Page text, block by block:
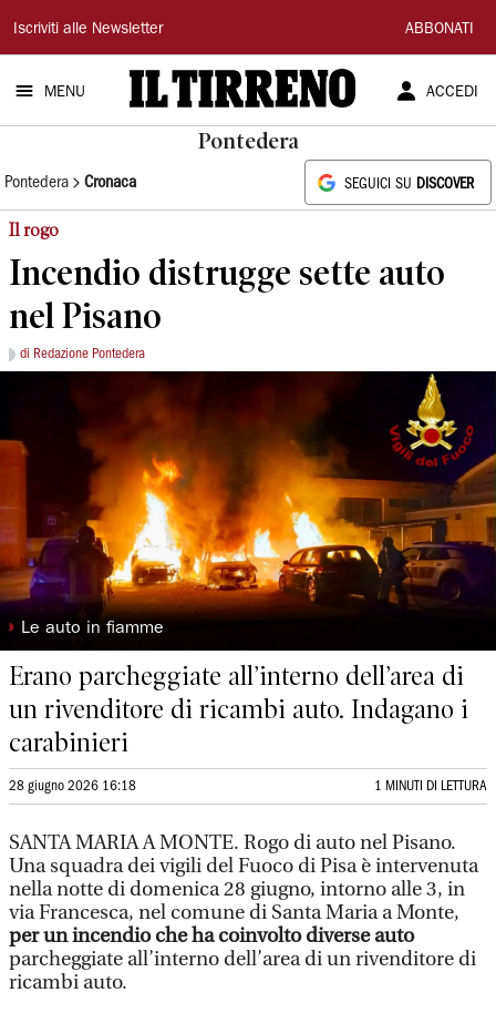
Il
Tirreno
Iscriviti alle Newsletter ABBONATI
MENU ACCEDI
Pontedera
Pontedera Cronaca SEGUICI SU DISCOVER
Il rogo
Incendio distrugge sette auto
nel Pisano
di Redazione Pontedera
◗ Le auto in fiamme
Erano parcheggiate all’interno dell’area di
un rivenditore di ricambi auto. Indagano i
carabinieri
28 giugno 2026 16:18 1 MINUTI DI LETTURA
SANTA MARIA A MONTE. Rogo di auto nel Pisano.
Una squadra dei vigili del Fuoco di Pisa è intervenuta
nella notte di domenica 28 giugno, intorno alle 3, in
via Francesca, nel comune di Santa Maria a Monte,
per un incendio che ha coinvolto diverse auto
parcheggiate all’interno dell’area di un rivenditore di
ricambi auto.